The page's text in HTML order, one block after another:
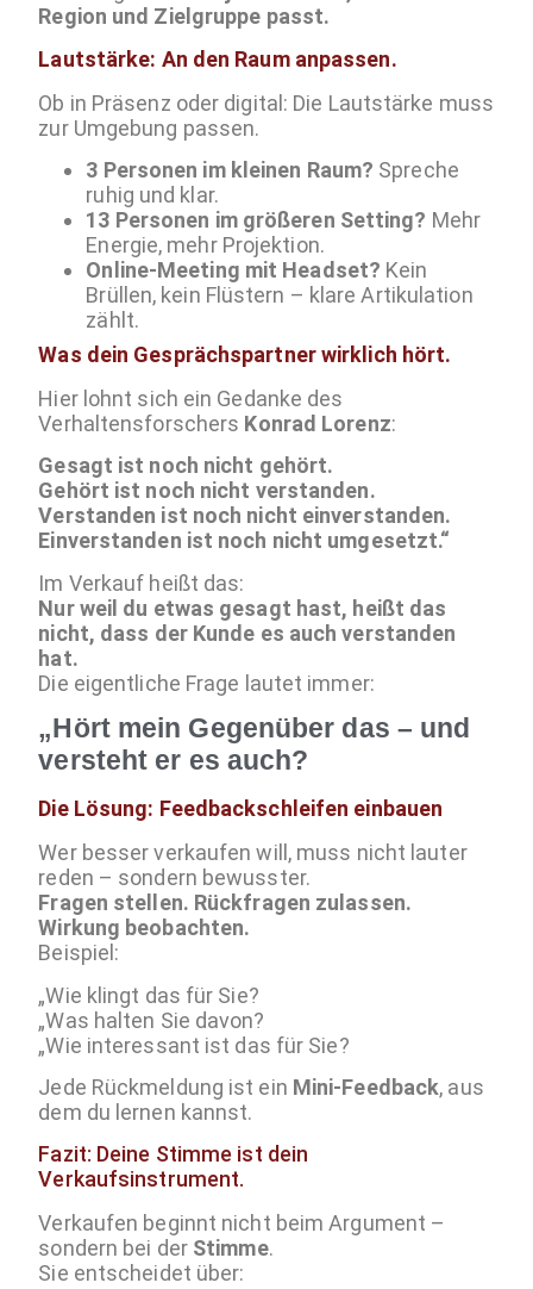
Region und Zielgruppe passt.
Lautstärke: An den Raum anpassen.
Ob in Präsenz oder digital: Die Lautstärke muss
zur Umgebung passen.
3 Personen im kleinen Raum? Spreche
ruhig und klar.
13 Personen im größeren Setting? Mehr
Energie, mehr Projektion.
Online-Meeting mit Headset? Kein
Brüllen, kein Flüstern – klare Artikulation
zählt.
Was dein Gesprächspartner wirklich hört.
Hier lohnt sich ein Gedanke des
Verhaltensforschers Konrad Lorenz:
Gesagt ist noch nicht gehört.
Gehört ist noch nicht verstanden.
Verstanden ist noch nicht einverstanden.
Einverstanden ist noch nicht umgesetzt.“
Im Verkauf heißt das:
Nur weil du etwas gesagt hast, heißt das
nicht, dass der Kunde es auch verstanden
hat.
Die eigentliche Frage lautet immer:
„Hört mein Gegenüber das – und
versteht er es auch?
Die Lösung: Feedbackschleifen einbauen
Wer besser verkaufen will, muss nicht lauter
reden – sondern bewusster.
Fragen stellen. Rückfragen zulassen.
Wirkung beobachten.
Beispiel:
„Wie klingt das für Sie?
„Was halten Sie davon?
„Wie interessant ist das für Sie?
Jede Rückmeldung ist ein Mini-Feedback, aus
dem du lernen kannst.
Fazit: Deine Stimme ist dein
Verkaufsinstrument.
Verkaufen beginnt nicht beim Argument –
sondern bei der Stimme.
Sie entscheidet über: